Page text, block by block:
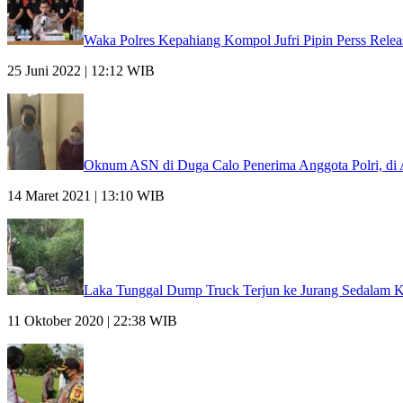
Waka Polres Kepahiang Kompol Jufri Pipin Perss
25 Juni 2022 | 12:12 WIB
Oknum ASN di Duga Calo Penerima Anggota Polri, di
14 Maret 2021 | 13:10 WIB
Laka Tunggal Dump Truck Terjun ke Jurang Sedalam
11 Oktober 2020 | 22:38 WIB